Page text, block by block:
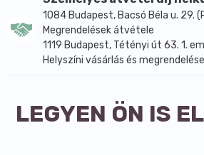
1084 Budapest, Bacsó Béla u. 29.
Megrendelések átvétele
1119 Budapest, Tétényi út 63. 1.
Helyszíni vásárlás és
LEGYEN ÖN IS